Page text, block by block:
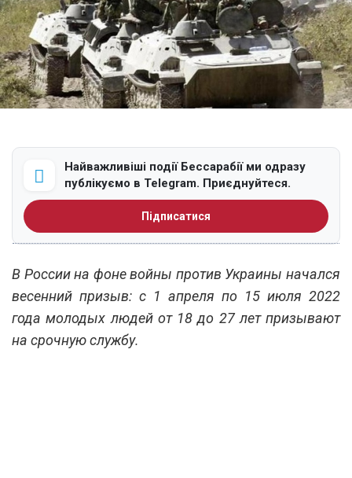
Найважливіші події Бессарабії ми одразу
публікуємо в Telegram. Приєднуйтеся.
Підписатися
В России на фоне войны против Украины начался
весенний призыв: с 1 апреля по 15 июля 2022
года молодых людей от 18 до 27 лет призывают
на срочную службу.